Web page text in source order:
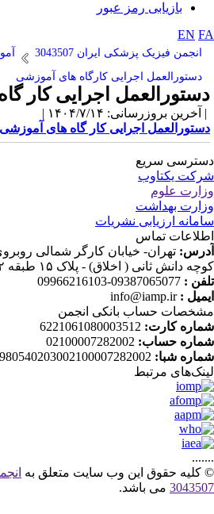
بازیابی رمز عبور
EN
انجمن فیزیک پزشکی ایران 3043507
دستورالعمل اجرایی کارگاه های آموزشی
اجرایی کار
بروزرسانی: ۱۴۰۴/۷/۱۴ |
اجرایی کار گاه های آموزشی
سریع
یکتاوب
علوم
بهداشت
ارزیابی نشریات
تماس
تهران- خیابان کارگر شمالی
دانش ثانی ( اخلاق) - پلاک ۱۵ طبقه ۲
:
09387065077-09966216103
:
info@iamp.ir
حساب بانکی انجمن
کارت:6221061080003512
حساب:02100007282002
شبا:
مرتبط
کلیه حقوق این وب سایت متعلق به
می باشد.